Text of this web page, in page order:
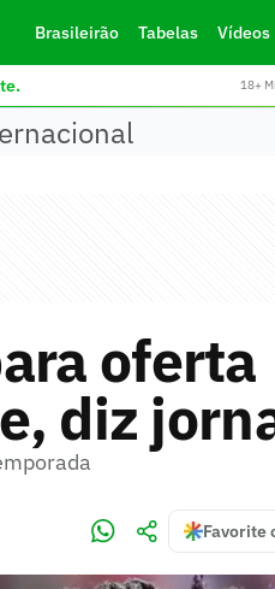
Brasileirão Tabelas Vídeos
18+
oferta
diz
Favorite